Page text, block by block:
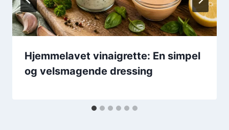
Hjemmelavet vinaigrette: En simpel
og velsmagende dressing